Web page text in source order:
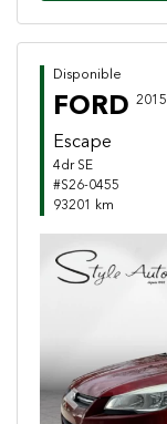
Disponible
FORD 2015
Escape
4dr SE
#S26-0455
93201 km
Previous